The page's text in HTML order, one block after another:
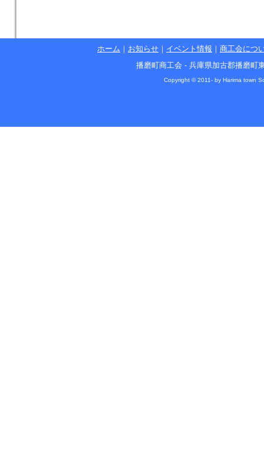
ホーム ｜ お知らせ ｜ イベント情報 ｜ 商工会につ
播磨町商工会 - 兵庫県加古郡播磨町
Copyright © 2011- by Harima town